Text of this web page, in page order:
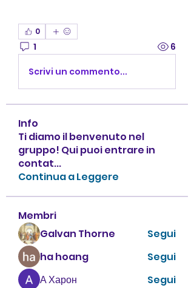
0
1 6
Scrivi un commento...
Info
Ti diamo il benvenuto nel
gruppo! Qui puoi entrare in
contat...
Continua a Leggere
Membri
Galvan Thorne
Segui
ha hoang
Segui
А Харон
Segui